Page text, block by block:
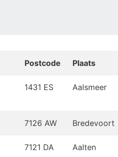
Postcode Plaats
1431 ES Aalsmeer
7126 AW Bredevoort
7121 DA Aalten